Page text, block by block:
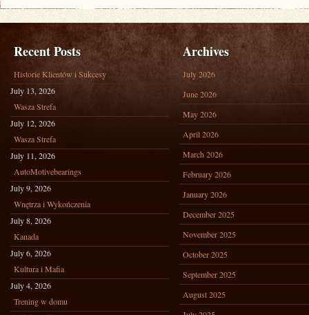
Recent Posts
Historie Klientów i Sukcesy
July 13, 2026
Wasza Strefa
July 12, 2026
Wasza Strefa
July 11, 2026
AutoMotivebearings
July 9, 2026
Wnętrza i Wykończenia
July 8, 2026
Kanada
July 6, 2026
Kultura i Mafia
July 4, 2026
Trening w domu
Archives
July 2026
June 2026
May 2026
April 2026
March 2026
February 2026
January 2026
December 2025
November 2025
October 2025
September 2025
August 2025